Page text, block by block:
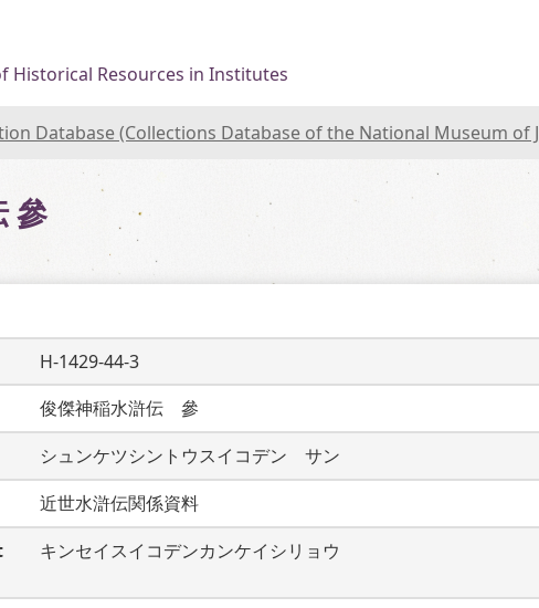
Historical Resources in Institutes
Database (Collections Database of the National Museum of
參
H-1429-44-3
俊傑神稲水滸伝　參
シュンケツシントウスイコデン　サン
近世水滸伝関係資料
キンセイスイコデンカンケイシリョウ